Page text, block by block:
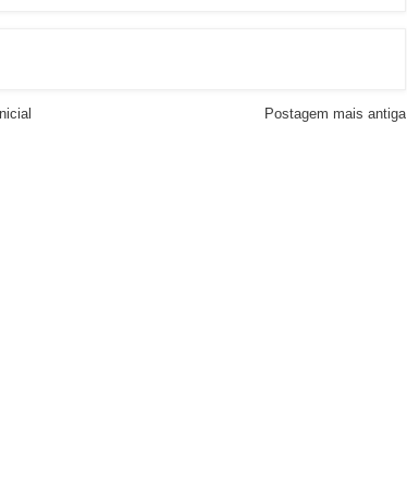
Postagem mais antiga